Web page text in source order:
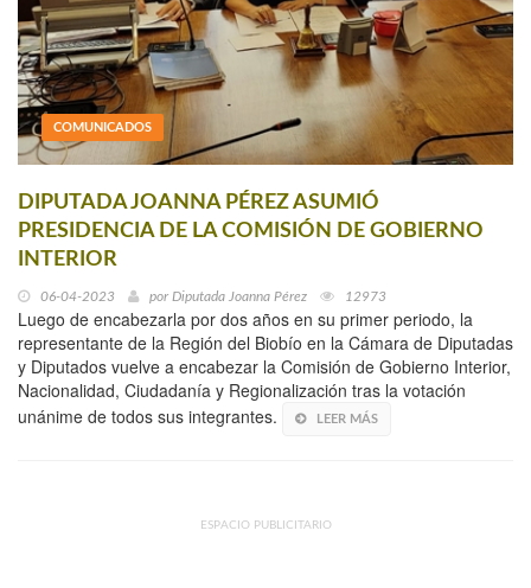
COMUNICADOS
DIPUTADA JOANNA PÉREZ ASUMIÓ
PRESIDENCIA DE LA COMISIÓN DE GOBIERNO
INTERIOR
06-04-2023 por Diputada Joanna Pérez 12973
Luego de encabezarla por dos años en su primer periodo, la
representante de la Región del Biobío en la Cámara de Diputadas
y Diputados vuelve a encabezar la Comisión de Gobierno Interior,
Nacionalidad, Ciudadanía y Regionalización tras la votación
unánime de todos sus integrantes.
LEER MÁS
ESPACIO PUBLICITARIO